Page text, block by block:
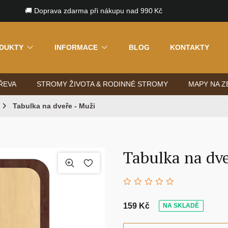
🚚 Doprava zdarma při nákupu nad 990 Kč
INFORMACE BLOG KONTAKTY
STROMY ŽIVOTA & RODINNÉ STROMY MAPY NA
Tabulka na dveře - Muži
Tabulka na
159 Kč NA SKLADĚ